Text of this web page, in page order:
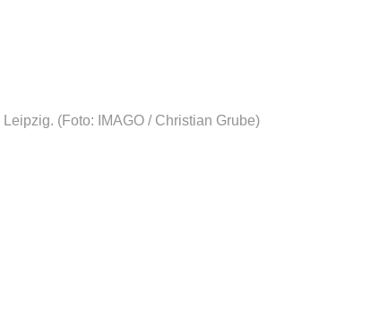
Leipzig. (Foto: IMAGO / Christian Grube)